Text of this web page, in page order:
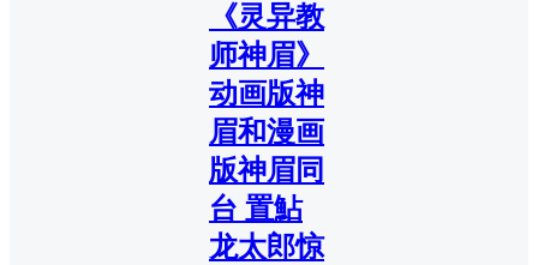
《灵异教
师神眉》
动画版神
眉和漫画
版神眉同
台 置鮎
龙太郎惊